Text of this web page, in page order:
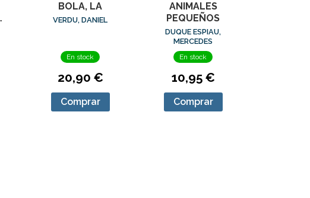
BOLA, LA
VERDU, DANIEL
En stock
20,90 €
Comprar
ANIMALES
PEQUEÑOS
DUQUE ESPIAU,
MERCEDES
En stock
10,95 €
Comprar